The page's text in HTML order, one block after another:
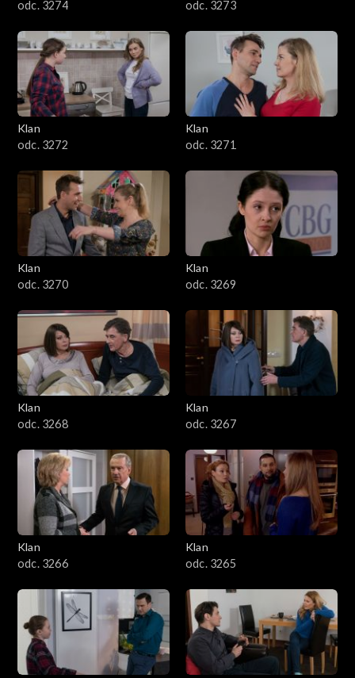
odc. 3274 odc. 3273
Klan
odc. 3272
Klan
odc. 3271
Klan
odc. 3270
Klan
odc. 3269
Klan
odc. 3268
Klan
odc. 3267
Klan
odc. 3266
Klan
odc. 3265